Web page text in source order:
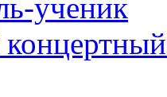
ученик